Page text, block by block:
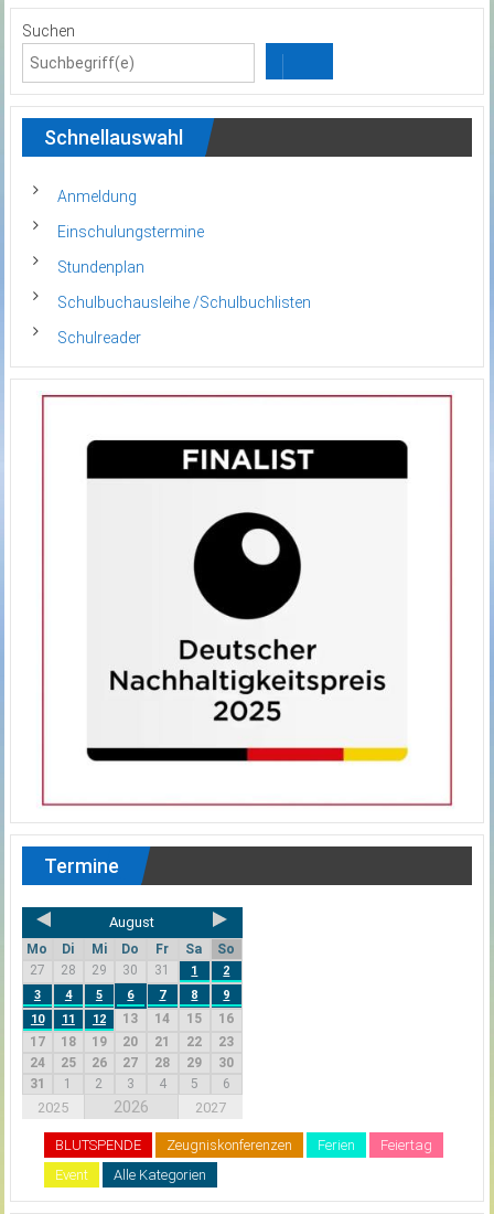
Suchen
Schnellauswahl
Anmeldung
Einschulungstermine
Stundenplan
Schulbuchausleihe /Schulbuchlisten
Schulreader
Termine
August
Mo Di Mi Do Fr Sa
So
27
28 29 30 31 1
2
3
4 5 6 7 8
9
10
11 12 13 14 15
16
17
18 19 20 21 22
23
24
25 26 27 28 29
30
31
1 2 3 4 5 6
2025 2026 2027
BLUTSPENDE Zeugniskonferenzen Ferien
Feiertag
Event
Alle Kategorien